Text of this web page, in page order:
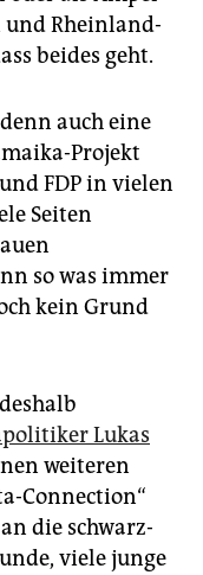
und Rheinland-
beides geht.
auch eine
Projekt
FDP in vielen
Seiten
so was immer
kein Grund
Lukas
weiteren
Connection“
die schwarz-
viele junge